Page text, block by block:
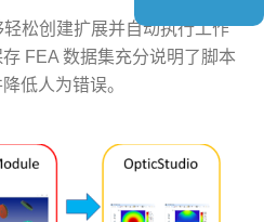
松创建扩展并自动执行工作
FEA 数据集充分说明了脚本
低人为错误。